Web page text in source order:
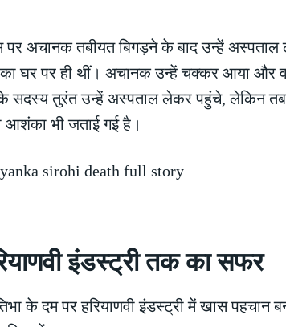
पर अचानक तबीयत बिगड़ने के बाद उन्हें अस्पताल
घर पर ही थीं। अचानक उन्हें चक्कर आया और
सदस्य तुरंत उन्हें अस्पताल लेकर पहुंचे, लेकिन
आशंका भी जताई गई है।
इंडस्ट्री तक का सफर
के दम पर हरियाणवी इंडस्ट्री में खास पहचान